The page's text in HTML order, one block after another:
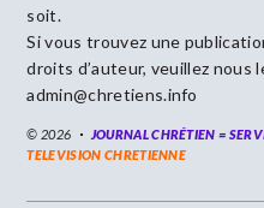
soit.
Si vous trouvez une
droits d’auteur, veuillez nous
admin@chretiens.info
© 2026 JOURNAL CHRÉTIEN =
TELEVISION CHRETIENNE